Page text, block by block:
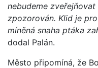
nebudeme
zpozorován. Klid je
míněná snaha ptáka
dodal Palán.
Město připomíná, že